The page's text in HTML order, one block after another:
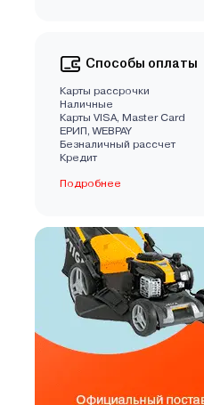
Способы оплаты
Карты рассрочки
Наличные
Карты VISA, Master Card
EРИП, WEBPAY
Безналичный рассчет
Кредит
Подробнее